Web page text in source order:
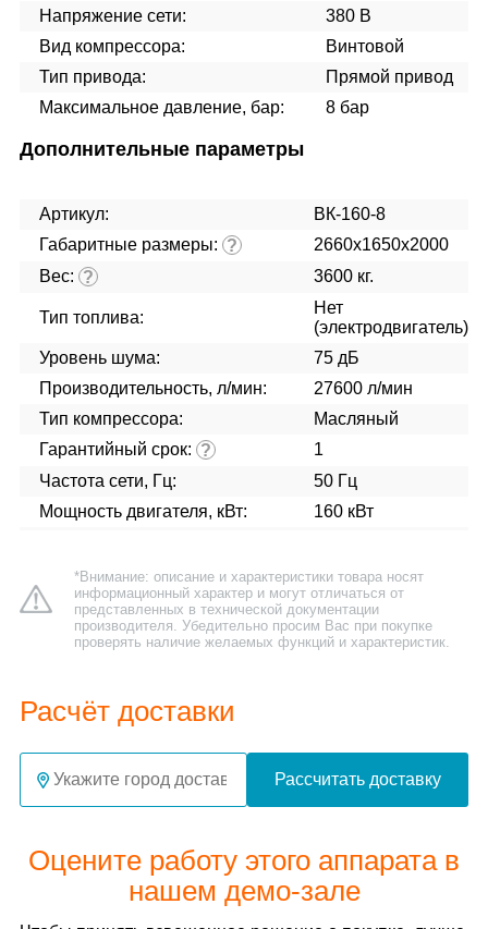
Напряжение сети:
380 В
Вид компрессора:
Винтовой
Тип привода:
Прямой привод
Максимальное давление, бар:
8 бар
Дополнительные параметры
Артикул:
ВК-160-8
Габаритные размеры: ?
2660х1650х2000
Вес: ? 3600 кг.
Тип топлива:
Нет
(электродвигатель)
Уровень шума:
75 дБ
Производительность, л/мин:
27600 л/мин
Тип компрессора:
Масляный
Гарантийный срок: ?
1
Частота сети, Гц:
50 Гц
Мощность двигателя, кВт:
160 кВт
*Внимание: описание и характеристики товара носят
информационный характер и могут отличаться от
представленных в технической документации
производителя. Убедительно просим Вас при покупке
проверять наличие желаемых функций и характеристик.
Расчёт доставки
Рассчитать доставку
Оцените работу этого аппарата в
нашем демо-зале